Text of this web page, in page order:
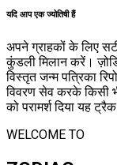
यदि आप एक ज्योतिषी हैं
अपने ग्राहकों के लिए
कुंडली मिलान करें।
विस्तृत जन्म पत्रिका
विवरण सेव करके किसी
को परामर्श दिया यह
WELCOME TO